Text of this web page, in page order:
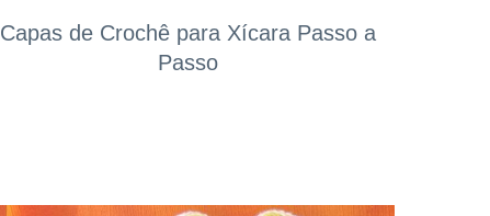
Capas de Crochê para Xícara Passo a
Passo